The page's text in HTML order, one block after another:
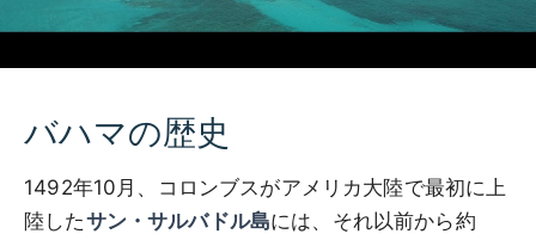
バハマの歴史
1492年10月、コロンブスがアメリカ大陸で最初に上
陸したサン・サルバドル島には、それ以前から約